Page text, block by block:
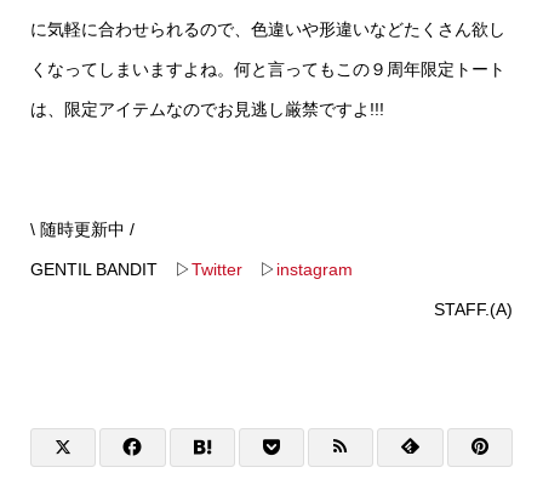
に気軽に合わせられるので、色違いや形違いなどたくさん欲し
くなってしまいますよね。何と言ってもこの９周年限定トート
は、限定アイテムなのでお見逃し厳禁ですよ!!!
\ 随時更新中 /
GENTIL BANDIT ▷Twitter▷ instagram
STAFF.(A)